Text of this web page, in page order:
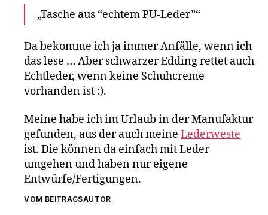
„Tasche aus “echtem PU-Leder”“
Da bekomme ich ja immer Anfälle, wenn ich
das lese … Aber schwarzer Edding rettet auch
Echtleder, wenn keine Schuhcreme
vorhanden ist :).
Meine habe ich im Urlaub in der Manufaktur
gefunden, aus der auch meineLederweste
ist. Die können da einfach mit Leder
umgehen und haben nur eigene
Entwürfe/Fertigungen.
VOM BEITRAGSAUTOR